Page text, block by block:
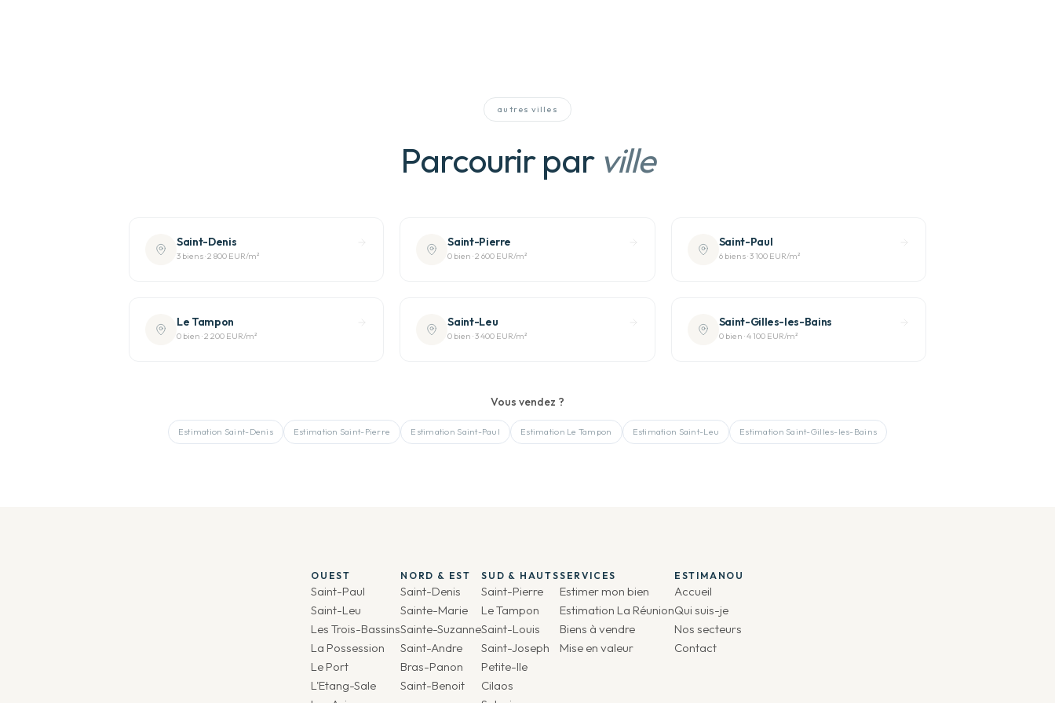
autres villes
Parcourir par ville
Saint-Denis
3 biens·2 800 EUR/m²
Saint-Pierre
0 bien ·2 600 EUR/m²
Saint-Paul
6biens·3 100 EUR/m²
Le Tampon
0 bien ·2 200 EUR/m²
Saint-Leu
0 bien ·3 400 EUR/m²
Saint-Gilles-les-Bains
0bien ·4 100 EUR/m²
Vous vendez ?
Estimation Saint-Denis Estimation Saint-Pierre Estimation Saint-Paul Estimation Le Tampon Estimation Saint-Leu Estimation Saint-Gilles-les-Bains
OUEST
Saint-Paul
Saint-Leu
Les Trois-Bassins
La Possession
Le Port
L'Etang-Sale
NORD & EST
Saint-Denis
Sainte-Marie
Sainte-Suzanne
Saint-Andre
Bras-Panon
Saint-Benoit
SUD & HAUTS
Saint-Pierre
Le Tampon
Saint-Louis
Saint-Joseph
Petite-Ile
Cilaos
SERVICES
Estimer mon bien
Estimation La Réunion
Biens à vendre
Mise en valeur
ESTIMANOU
Accueil
Qui suis-je
Nos secteurs
Contact